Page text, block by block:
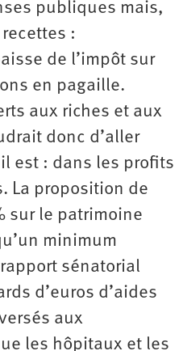
publiques mais,
:
de l’impôt sur
en pagaille.
aux riches et aux
donc d’aller
est : dans les profits
La proposition de
sur le patrimoine
minimum
sénatorial
d’euros d’aides
aux
les hôpitaux et les